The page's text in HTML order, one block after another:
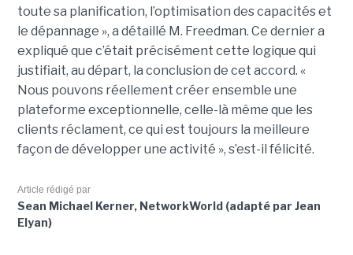
toute sa planification, l’optimisation des capacités et
le dépannage », a détaillé M. Freedman. Ce dernier a
expliqué que c’était précisément cette logique qui
justifiait, au départ, la conclusion de cet accord. «
Nous pouvons réellement créer ensemble une
plateforme exceptionnelle, celle-là même que les
clients réclament, ce qui est toujours la meilleure
façon de développer une activité », s’est-il félicité.
Article rédigé par
Sean Michael Kerner, NetworkWorld (adapté par Jean
Elyan)